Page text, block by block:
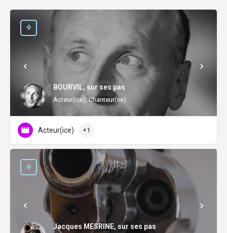
BOURVIL, sur ses pas
Acteur(ice), Chanteur(se)
Acteur(ice) +1
Jacques MESRINE, sur ses pas